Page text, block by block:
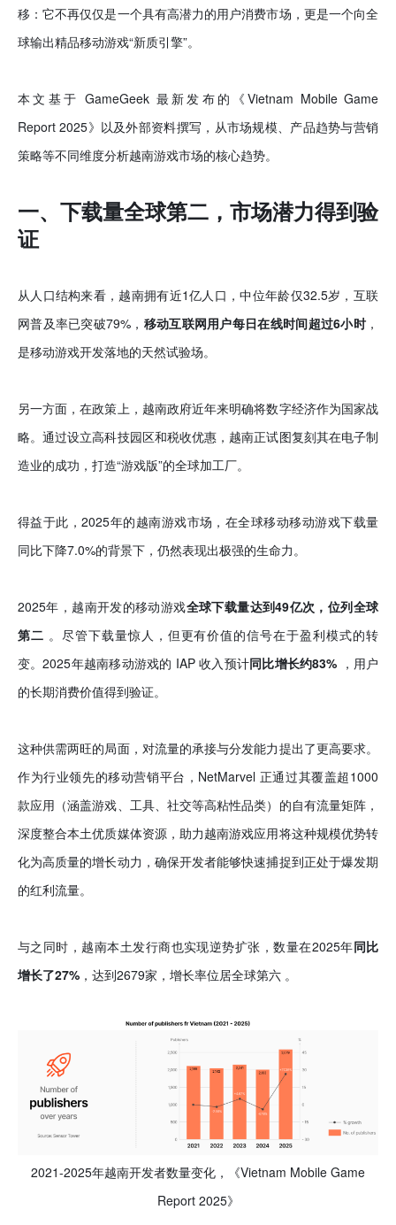
移：它不再仅仅是一个具有高潜力的用户消费市场，更是一个向全
球输出精品移动游戏“新质引擎”。
本文基于 GameGeek 最新发布的《Vietnam Mobile Game
Report 2025》以及外部资料撰写，从市场规模、产品趋势与营销
策略等不同维度分析越南游戏市场的核心趋势。
一、下载量全球第二，市场潜力得到验
证
从人口结构来看，越南拥有近1亿人口，中位年龄仅32.5岁，互联
网普及率已突破79%， 移动互联网用户每日在线时间超过6小时 ，
是移动游戏开发落地的天然试验场。
另一方面，在政策上，越南政府近年来明确将数字经济作为国家战
略。通过设立高科技园区和税收优惠，越南正试图复刻其在电子制
造业的成功，打造“游戏版”的全球加工厂。
得益于此，2025年的越南游戏市场，在全球移动移动游戏下载量
同比下降7.0%的背景下，仍然表现出极强的生命力。
2025年，越南开发的移动游戏全球下载量达到49亿次 ，位列全球
第二 。尽管下载量惊人，但更有价值的信号在于盈利模式的转
变。2025年越南移动游戏的 IAP 收入预计同比增长约83% ，用户
的长期消费价值得到验证。
这种供需两旺的局面，对流量的承接与分发能力提出了更高要求。
作为行业领先的移动营销平台，NetMarvel 正通过其覆盖超1000
款应用（涵盖游戏、工具、社交等高粘性品类）的自有流量矩阵，
深度整合本土优质媒体资源，助力越南游戏应用将这种规模优势转
化为高质量的增长动力，确保开发者能够快速捕捉到正处于爆发期
的红利流量。
与之同时，越南本土发行商也实现逆势扩张，数量在2025年同比
增长了27% ，达到2679家，增长率位居全球第六 。
2021-2025年越南开发者数量变化，《Vietnam Mobile Game
Report 2025》